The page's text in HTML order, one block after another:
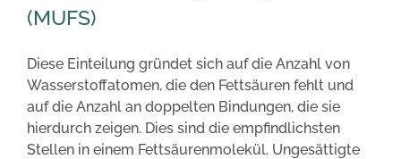
(MUFS)
Diese Einteilung gründet sich auf die Anzahl von
Wasserstoffatomen, die den Fettsäuren fehlt und
auf die Anzahl an doppelten Bindungen, die sie
hierdurch zeigen. Dies sind die empfindlichsten
Stellen in einem Fettsäurenmolekül. Ungesättigte